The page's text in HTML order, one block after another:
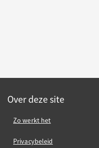
Over deze site
Zo werkt het
Privacybeleid